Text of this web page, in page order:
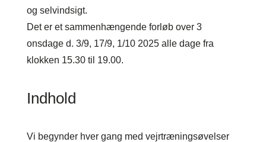
og selvindsigt.
Det er et sammenhængende forløb over 3
onsdage d. 3/9, 17/9, 1/10 2025 alle dage fra
klokken 15.30 til 19.00.
Indhold
Vi begynder hver gang med vejrtræningsøvelser